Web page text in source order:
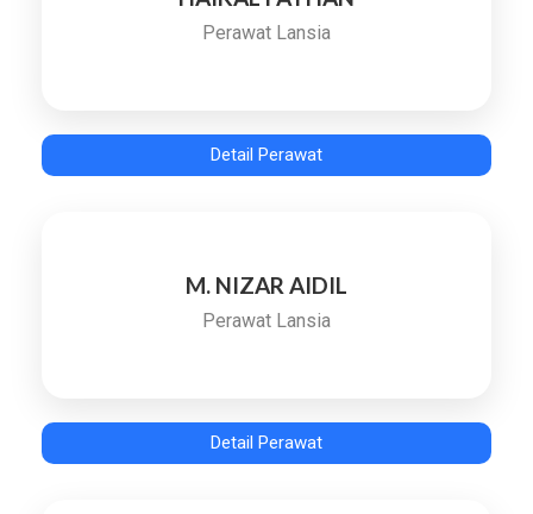
Perawat Lansia
Detail Perawat
M. NIZAR AIDIL
Perawat Lansia
Detail Perawat